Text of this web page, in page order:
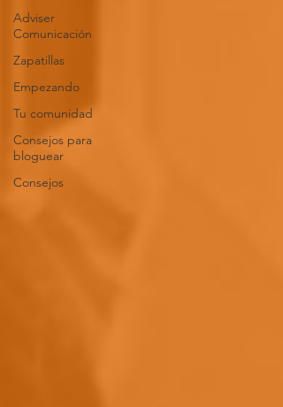
Adviser
Comunicación
Zapatillas
Empezando
Tu comunidad
Consejos para
bloguear
Consejos